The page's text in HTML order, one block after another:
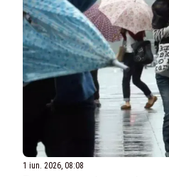
1 iun. 2026, 08:08